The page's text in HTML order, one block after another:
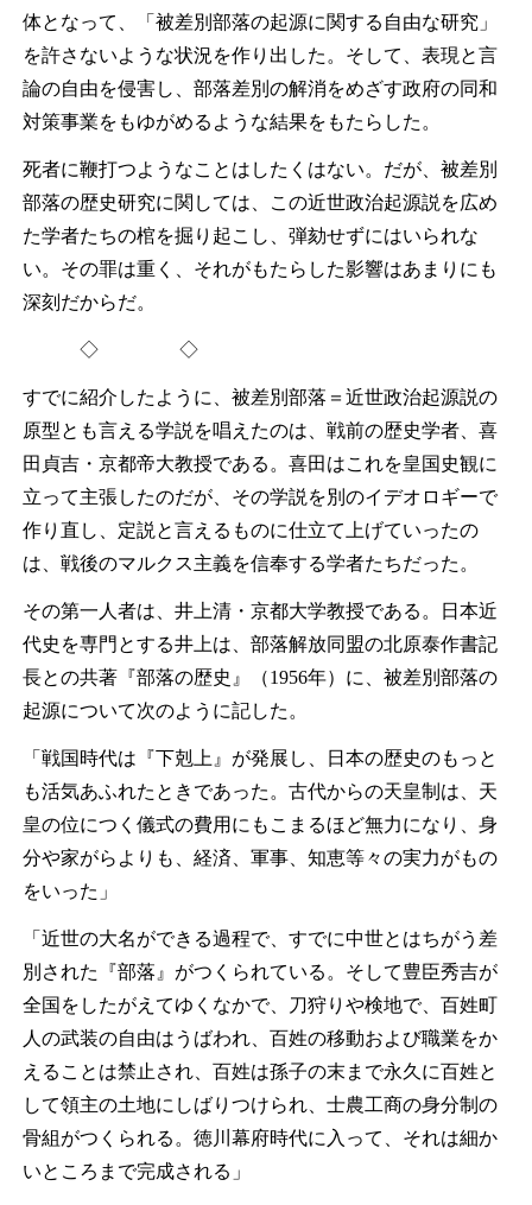
体となって、「被差別部落の起源に関する自由な研究」
を許さないような状況を作り出した。そして、表現と言
論の自由を侵害し、部落差別の解消をめざす政府の同和
対策事業をもゆがめるような結果をもたらした。
死者に鞭打つようなことはしたくはない。だが、被差別
部落の歴史研究に関しては、この近世政治起源説を広め
た学者たちの棺を掘り起こし、弾劾せずにはいられな
い。その罪は重く、それがもたらした影響はあまりにも
深刻だからだ。
◇ ◇
すでに紹介したように、被差別部落＝近世政治起源説の
原型とも言える学説を唱えたのは、戦前の歴史学者、喜
田貞吉・京都帝大教授である。喜田はこれを皇国史観に
立って主張したのだが、その学説を別のイデオロギーで
作り直し、定説と言えるものに仕立て上げていったの
は、戦後のマルクス主義を信奉する学者たちだった。
その第一人者は、井上清・京都大学教授である。日本近
代史を専門とする井上は、部落解放同盟の北原泰作書記
長との共著『部落の歴史』（1956年）に、被差別部落の
起源について次のように記した。
「戦国時代は『下剋上』が発展し、日本の歴史のもっと
も活気あふれたときであった。古代からの天皇制は、天
皇の位につく儀式の費用にもこまるほど無力になり、身
分や家がらよりも、経済、軍事、知恵等々の実力がもの
をいった」
「近世の大名ができる過程で、すでに中世とはちがう差
別された『部落』がつくられている。そして豊臣秀吉が
全国をしたがえてゆくなかで、刀狩りや検地で、百姓町
人の武装の自由はうばわれ、百姓の移動および職業をか
えることは禁止され、百姓は孫子の末まで永久に百姓と
して領主の土地にしばりつけられ、士農工商の身分制の
骨組がつくられる。徳川幕府時代に入って、それは細か
いところまで完成される」